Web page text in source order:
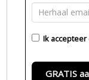
Ik accepteer
GRATIS